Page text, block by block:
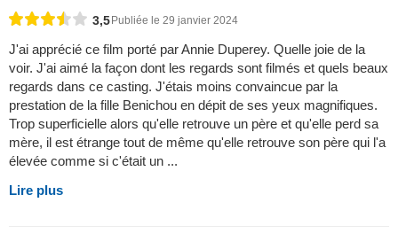
3,5 Publiée le 29 janvier 2024
J'ai apprécié ce film porté par Annie Duperey. Quelle joie de la
voir. J'ai aimé la façon dont les regards sont filmés et quels beaux
regards dans ce casting. J'étais moins convaincue par la
prestation de la fille Benichou en dépit de ses yeux magnifiques.
Trop superficielle alors qu'elle retrouve un père et qu'elle perd sa
mère, il est étrange tout de même qu'elle retrouve son père qui l'a
élevée comme si c'était un ...
Lire plus